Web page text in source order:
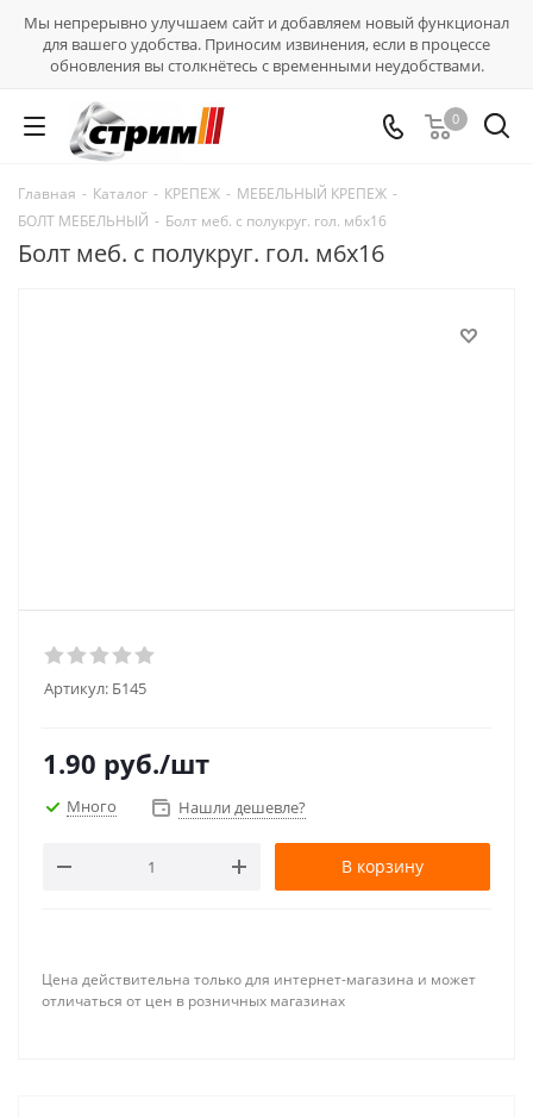
Мы непрерывно улучшаем сайт и добавляем новый функционал
для вашего удобства. Приносим извинения, если в процессе
обновления вы столкнётесь с временными неудобствами.
0
Главная - Каталог - КРЕПЕЖ - МЕБЕЛЬНЫЙ КРЕПЕЖ -
БОЛТ МЕБЕЛЬНЫЙ - Болт меб. с полукруг. гол. м6х16
Болт меб. с полукруг. гол. м6х16
Артикул: Б145
1.90 руб./шт
Много Нашли дешевле?
В корзину
Цена действительна только для интернет-магазина и может
отличаться от цен в розничных магазинах